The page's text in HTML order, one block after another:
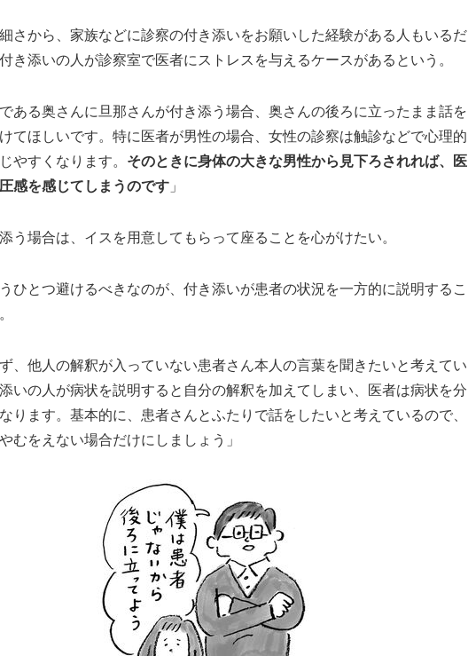
e
さから、家族などに診察の付き添いをお願いした経験がある人もいるだ
き添いの人が診察室で医者にストレスを与えるケースがあるという。
である奥さんに旦那さんが付き添う場合、奥さんの後ろに立ったまま話を
てほしいです。特に医者が男性の場合、女性の診察は触診などで心理的
やすくなります。 そのときに身体の大きな男性から見下ろされれば、医
感を感じてしまうのです 」
う場合は、イスを用意してもらって座ることを心がけたい。
ひとつ避けるべきなのが、付き添いが患者の状況を一方的に説明するこ
ず、他人の解釈が入っていない患者さん本人の言葉を聞きたいと考えてい
いの人が病状を説明すると自分の解釈を加えてしまい、医者は病状を分
ります。基本的に、患者さんとふたりで話をしたいと考えているので、
むをえない場合だけにしましょう」